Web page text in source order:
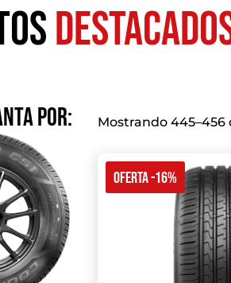
POR: Mostrando 445–456
OFERTA -16%